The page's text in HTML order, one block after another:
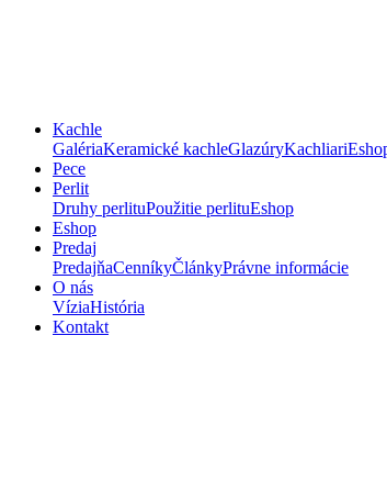
Kachle
GalériaKeramické kachleGlazúryKachliari
Pece
Perlit
Druhy perlituPoužitie perlituEshop
Eshop
Predaj
PredajňaCenníkyČlánkyPrávne informácie
O nás
VíziaHistória
Kontakt